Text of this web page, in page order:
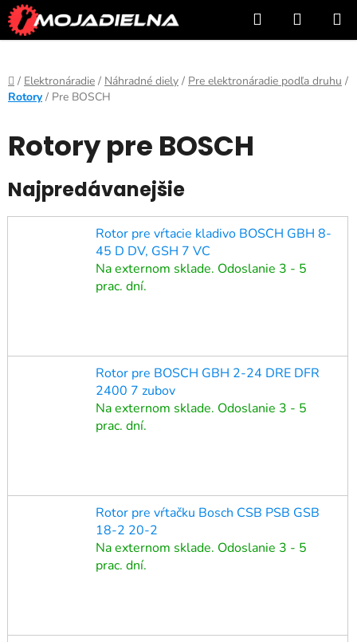
Prejsť
na
obsah
Hľadať
KOŠÍK
Domov
/ Elektronáradie / Náhradné diely / Pre elektronáradie podľa druhu /
Rotory / Pre BOSCH
Rotory pre BOSCH
Najpredávanejšie
Rotor pre vŕtacie kladivo BOSCH GBH 8-
45 D DV, GSH 7 VC
Na externom sklade. Odoslanie 3 - 5
prac. dní.
Rotor pre BOSCH GBH 2-24 DRE DFR
2400 7 zubov
Na externom sklade. Odoslanie 3 - 5
prac. dní.
Rotor pre vŕtačku Bosch CSB PSB GSB
18-2 20-2
Na externom sklade. Odoslanie 3 - 5
prac. dní.